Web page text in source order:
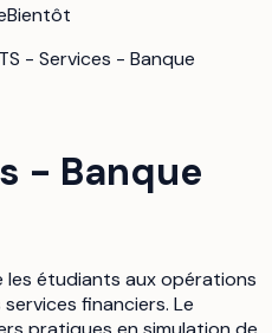
Bientôt
- Services - Banque
- Banque
les étudiants aux opérations
financiers. Le